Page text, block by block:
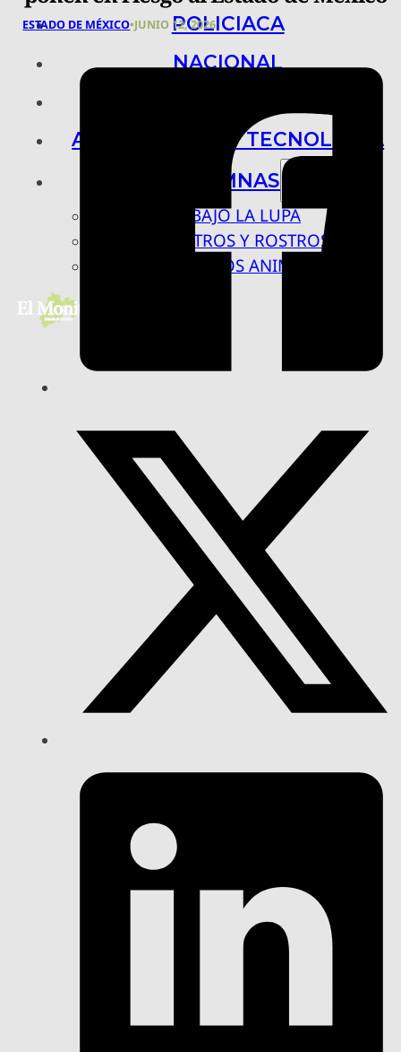
POLICIACA
NACIONAL
ARTE, CIENCIA Y TECNOLOGÍA
COLUMNAS
BAJO LA LUPA
RASTROS Y ROSTROS
VÍNCULOS ANIMALES
ESTADO DE MÉXICO•JUNIO 12, 2026